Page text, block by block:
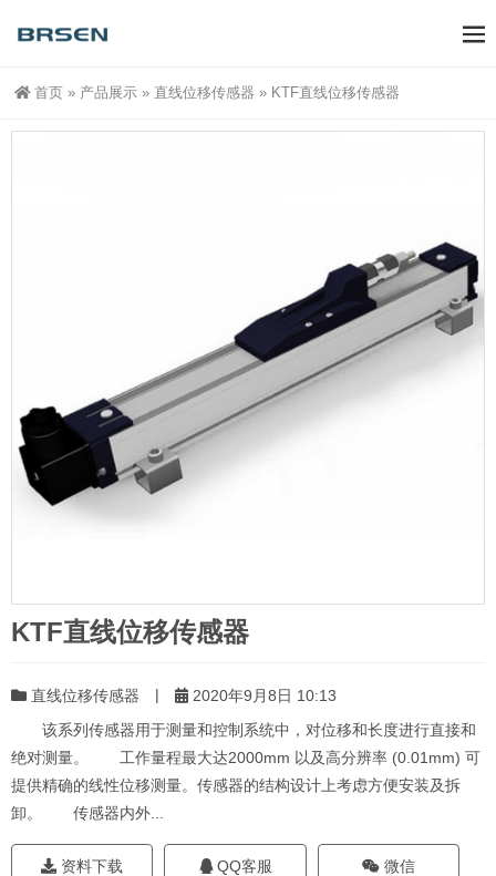
首页 » 产品展示 » 直线位移传感器 » KTF直线位移传感器
KTF直线位移传感器
直线位移传感器 |
2020年9月8日 10:13
该系列传感器用于测量和控制系统中，对位移和长度进行直接和
绝对测量。 工作量程最大达2000mm 以及高分辨率 (0.01mm) 可
提供精确的线性位移测量。传感器的结构设计上考虑方便安装及拆
卸。 传感器内外...
资料下载 QQ客服 微信